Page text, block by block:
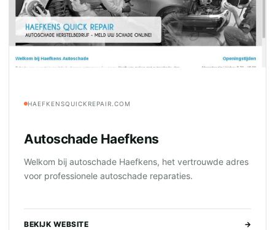
HAEFKENSQUICKREPAIR.COM
Autoschade Haefkens
Welkom bij autoschade Haefkens, het vertrouwde adres
voor professionele autoschade reparaties.
BEKIJK WEBSITE →